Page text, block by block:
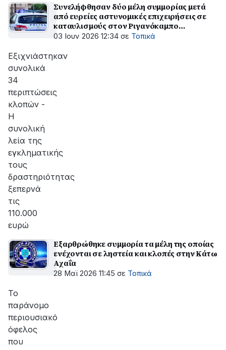
Συνελήφθησαν δύο μέλη συμμορίας μετά
από ευρείες αστυνομικές επιχειρήσεις σε
καταυλισμούς στον Ριγανόκαμπο
Εγλυκάδας και στα Καρέικα Δυτικής Αχαΐας
03 Ιουν 2026 12:34 σε Τοπικά
Εξιχνιάστηκαν
συνολικά
34
περιπτώσεις
κλοπών -
Η
συνολική
λεία της
εγκληματικής
τους
δραστηριότητας
ξεπερνά
τις
110.000
ευρώ
Εξαρθρώθηκε συμμορία τα μέλη της οποίας
ενέχονται σε ληστεία και κλοπές στην Κάτω
Αχαΐα
28 Μαϊ 2026 11:45 σε Τοπικά
Το
παράνομο
περιουσιακό
όφελος
που